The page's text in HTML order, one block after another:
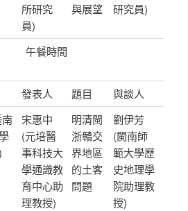
所研究
員)
與展望
研究員)
午餐時間
發表人 題目
與談人
宋惠中
(元培醫
事科技大
學通識教
育中心助
理教授)
明清閩
浙贛交
界地區
的土客
問題
劉伊芳
(閩南師
範大學歷
史地理學
院助理教
授)